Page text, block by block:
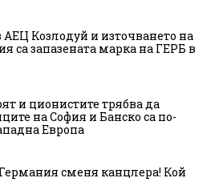
АЕЦ Козлодуй и източването на
са запазената марка на ГЕРБ в
и ционистите трябва да
на София и Банско са по-
Европа
сменя канцлера! Кой